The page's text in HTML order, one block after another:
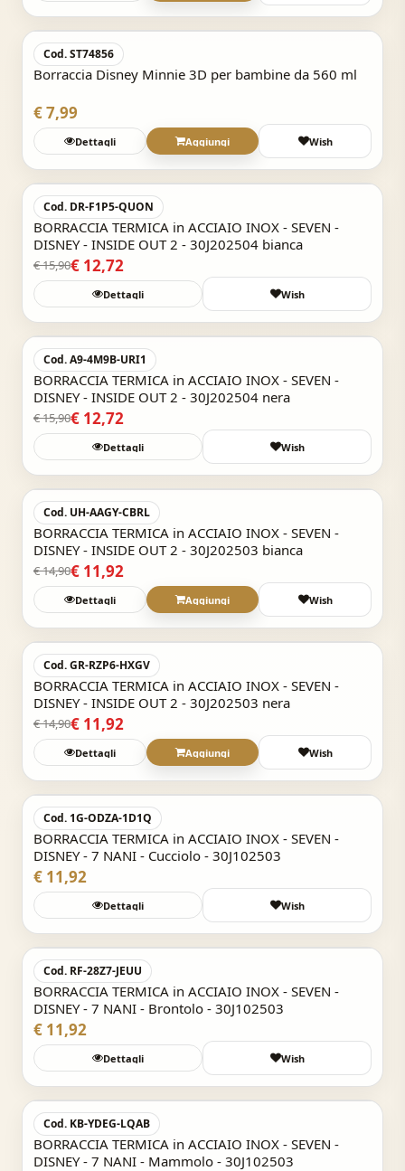
Acquisto Veloce
Cod. ST74856
Borraccia Disney Minnie 3D per bambine da 560 ml
€ 7,99
Dettagli Aggiungi Wish
Acquisto Veloce
Cod. DR-F1P5-QUON
BORRACCIA TERMICA in ACCIAIO INOX - SEVEN -
DISNEY - INSIDE OUT 2 - 30J202504 bianca
€ 15,90€ 12,72
Dettagli Wish
Acquisto Veloce
Cod. A9-4M9B-URI1
BORRACCIA TERMICA in ACCIAIO INOX - SEVEN -
DISNEY - INSIDE OUT 2 - 30J202504 nera
€ 15,90€ 12,72
Dettagli Wish
Acquisto Veloce
Cod. UH-AAGY-CBRL
BORRACCIA TERMICA in ACCIAIO INOX - SEVEN -
DISNEY - INSIDE OUT 2 - 30J202503 bianca
€ 14,90€ 11,92
Dettagli Aggiungi Wish
Acquisto Veloce
Cod. GR-RZP6-HXGV
BORRACCIA TERMICA in ACCIAIO INOX - SEVEN -
DISNEY - INSIDE OUT 2 - 30J202503 nera
€ 14,90€ 11,92
Dettagli Aggiungi Wish
Acquisto Veloce
Cod. 1G-ODZA-1D1Q
BORRACCIA TERMICA in ACCIAIO INOX - SEVEN -
DISNEY - 7 NANI - Cucciolo - 30J102503
€ 11,92
Dettagli Wish
Acquisto Veloce
Cod. RF-28Z7-JEUU
BORRACCIA TERMICA in ACCIAIO INOX - SEVEN -
DISNEY - 7 NANI - Brontolo - 30J102503
€ 11,92
Dettagli Wish
Acquisto Veloce
Cod. KB-YDEG-LQAB
BORRACCIA TERMICA in ACCIAIO INOX - SEVEN -
DISNEY - 7 NANI - Mammolo - 30J102503